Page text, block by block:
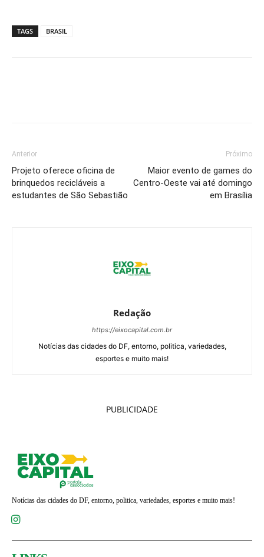
TAGS BRASIL
Anterior
Projeto oferece oficina de
brinquedos recicláveis a
estudantes de São Sebastião
Próximo
Maior evento de games do
Centro-Oeste vai até domingo
em Brasília
Redação
https://eixocapital.com.br
Notícias das cidades do DF, entorno, politica, variedades,
esportes e muito mais!
PUBLICIDADE
Notícias das cidades do DF, entorno, politica, variedades, esportes e muito mais!